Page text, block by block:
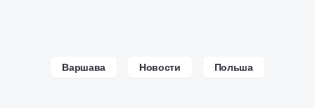
Варшава Новости Польша